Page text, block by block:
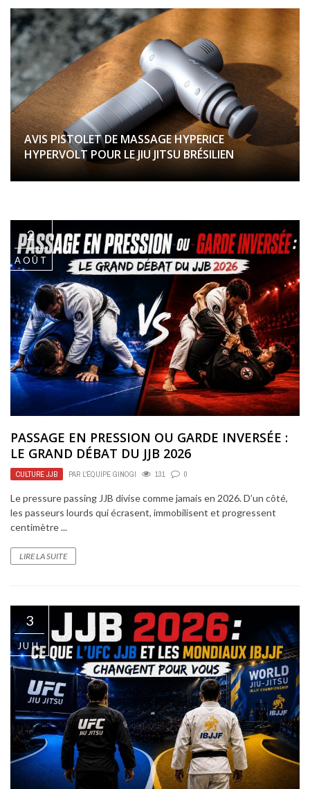
AVIS PISTOLET DE MASSAGE HYPERICE
HYPERVOLT POUR LE JIU JITSU BRÉSILIEN
2
AOÛT
PASSAGE EN PRESSION OU GARDE INVERSÉE :
LE GRAND DÉBAT DU JJB 2026
CULTURE JJB PAR L'ÉQUIPE GINOGI 131 0
Le pressure passing JJB divise comme jamais en 2026. D’un côté,
les passeurs lourds qui écrasent, immobilisent et progressent
centimètre ...
LIRE LA SUITE
3
JUIL